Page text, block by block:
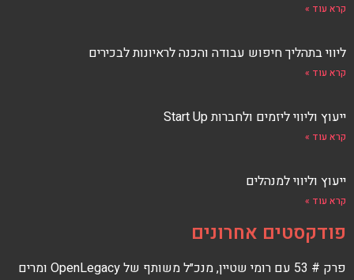
קרא עוד »
ליווי בתהליך חיפוש עבודה והכנה לראיונות לבכירים
קרא עוד »
ייעוץ וליווי ליזמים ולחברות Start Up
קרא עוד »
ייעוץ וליווי למנהלים
קרא עוד »
פודקסטים אחרונים
פרק # 53 עם רומי שטיין, מנכ״ל משותף של OpenLegacy ומרים